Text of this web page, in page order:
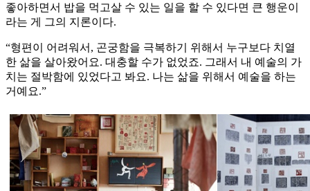
좋아하면서 밥을 먹고살 수 있는 일을 할 수 있다면 큰 행운이
라는 게 그의 지론이다.
“형편이 어려워서, 곤궁함을 극복하기 위해서 누구보다 치열
한 삶을 살아왔어요. 대충할 수가 없었죠. 그래서 내 예술의 가
치는 절박함에 있었다고 봐요. 나는 삶을 위해서 예술을 하는
거예요.”